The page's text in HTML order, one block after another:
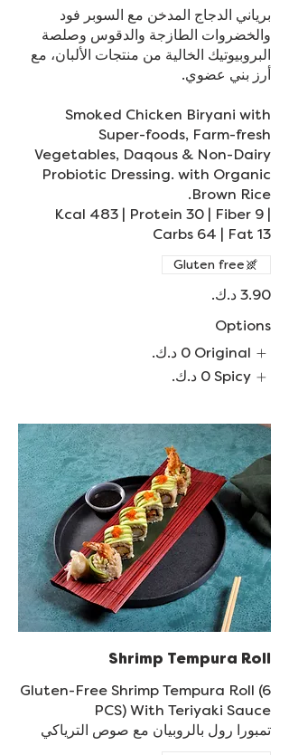
برياني الدجاج المدخن مع السوبر فود
والخضروات الطازجة والدقوس وصلصة
البروبيوتيك الخالية من منتجات الألبان، مع
Smoked Chicken Biryani with
Super-foods, Farm-fresh
Vegetables, Daqous & Non-Dairy
Probiotic Dressing. with Organic
Kcal 483 | Protein 30 | Fiber 9 |
Carbs 64 | Fat 13
Gluten free
Options
Original ‏0 د.ك.‏
Spicy ‏0 د.ك.‏
Shrimp Tempura Roll
Gluten-Free Shrimp Tempura Roll (6
تمبورا رول بالروبيان مع صوص الترياكي